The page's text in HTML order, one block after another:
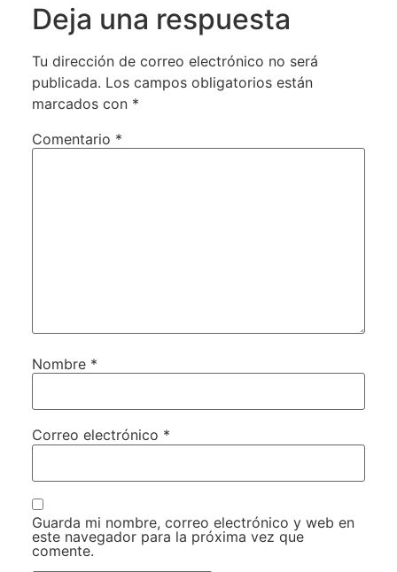
Deja una respuesta
Tu dirección de correo electrónico no será
publicada. Los campos obligatorios están
marcados con *
Comentario *
Nombre *
Correo electrónico *
Guarda mi nombre, correo electrónico y web en
este navegador para la próxima vez que
comente.